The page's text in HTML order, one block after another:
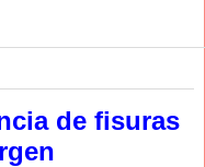
de fisuras